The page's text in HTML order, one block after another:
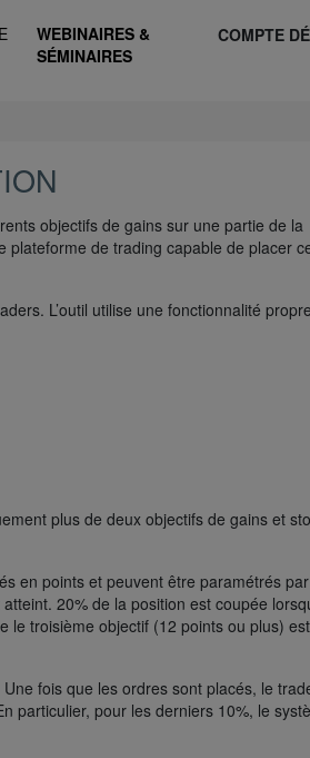
WEBINAIRES &
SÉMINAIRES
COMPTE
objectifs de gains sur une partie de la
plateforme de trading capable de placer
L’outil utilise une fonctionnalité
plus de deux objectifs de gains et
en points et peuvent être paramétrés
20% de la position est coupée
le troisième objectif (12 points ou plus) est
fois que les ordres sont placés, le
particulier, pour les derniers 10%, le